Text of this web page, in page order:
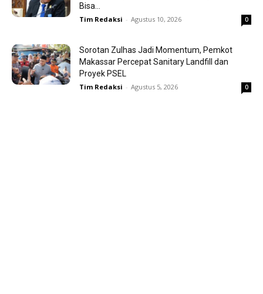
Bisa...
Tim Redaksi - Agustus 10, 2026 0
Sorotan Zulhas Jadi Momentum, Pemkot
Makassar Percepat Sanitary Landfill dan
Proyek PSEL
Tim Redaksi - Agustus 5, 2026 0